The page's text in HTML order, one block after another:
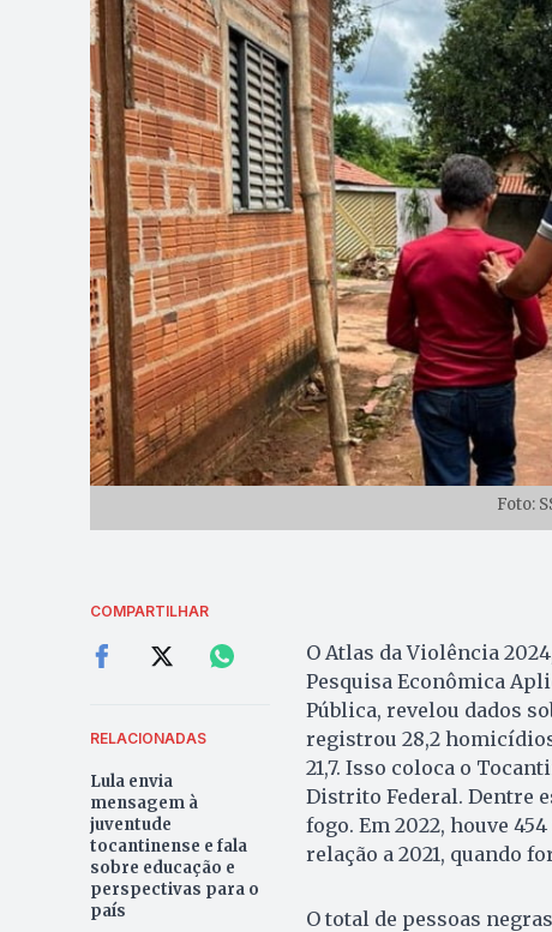
Foto:
COMPARTILHAR
RELACIONADAS
Lula envia
mensagem à
juventude
tocantinense e fala
sobre educação e
perspectivas para o
país
O Atlas da Violência
Pesquisa Econômica
Pública, revelou dados
registrou 28,2
21,7. Isso coloca o
Distrito Federal. Dentre
fogo. Em 2022, houve
relação a 2021, quando
O total de pessoas